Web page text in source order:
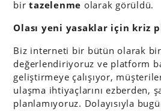
birtazelenme olarak görüldü.
Olası yeni yasaklar için kriz
Biz interneti bir bütün olarak
değerlendiriyoruz ve platform
geliştirmeye çalışıyor,
ulaşma ihtiyaçlarını ezberden,
planlamıyoruz. Dolayısıyla